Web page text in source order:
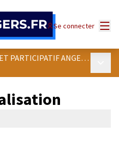
Se connecter
LES RÉALISATIONS DU BUDGET PARTICIPATIF ANGEVIN